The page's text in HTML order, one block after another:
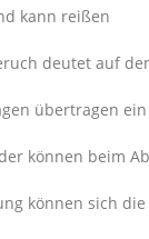
kann reißen
deutet auf
übertragen
können beim
können sich